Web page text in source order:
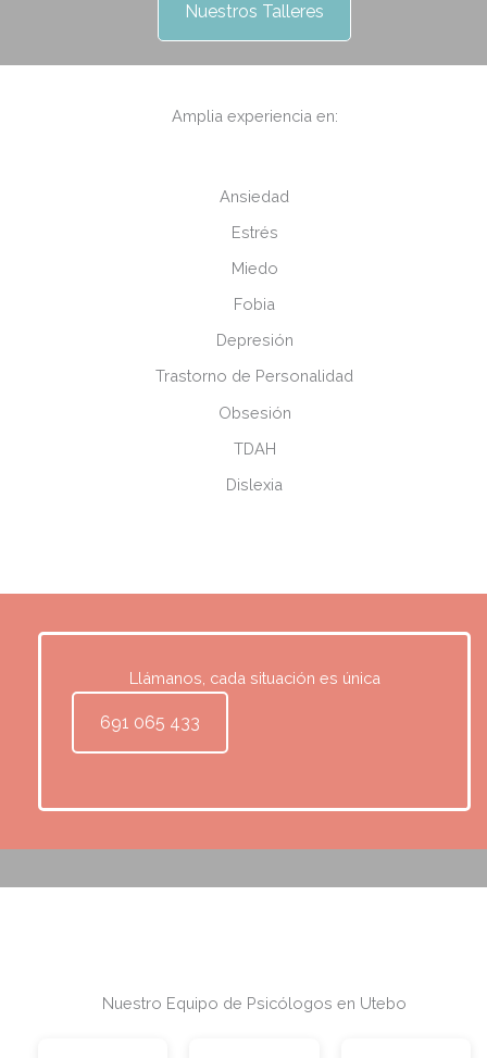
Nuestros Talleres
Amplia experiencia en:
Ansiedad
Estrés
Miedo
Fobia
Depresión
Trastorno de Personalidad
Obsesión
TDAH
Dislexia
Llámanos, cada situación es única
691 065 433
Nuestro Equipo de Psicólogos en Utebo